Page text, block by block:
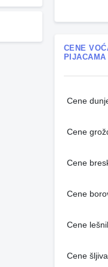
CENE
PIJACAMA
Cene
Cene
Cene
Cene
Cene
Cene